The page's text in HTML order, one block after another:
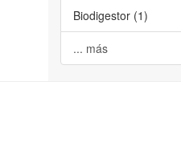
Biodigestor (1)
... más